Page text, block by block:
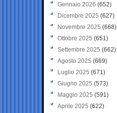
Gennaio 2026 (652)
Dicembre 2025 (627)
Novembre 2025 (668)
Ottobre 2025 (651)
Settembre 2025 (662)
Agosto 2025 (669)
Luglio 2025 (671)
Giugno 2025 (573)
Maggio 2025 (591)
Aprile 2025 (622)